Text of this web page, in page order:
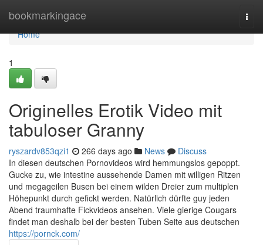
bookmarkingace
Home
Home
1
Originelles Erotik Video mit
tabuloser Granny
ryszardv853qzi1 266 days ago News
Discuss
In diesen deutschen Pornovideos wird hemmungslos gepoppt.
Gucke zu, wie intestine aussehende Damen mit willigen Ritzen
und megageilen Busen bei einem wilden Dreier zum multiplen
Höhepunkt durch gefickt werden. Natürlich dürfte guy jeden
Abend traumhafte Fickvideos ansehen. Viele gierige Cougars
findet man deshalb bei der besten Tuben Seite aus deutschen
https://pornck.com/